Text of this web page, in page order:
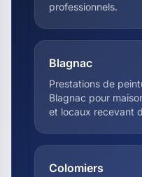
professionnels.
Blagnac
Prestations de
Blagnac pour
et locaux recevant
Colomiers